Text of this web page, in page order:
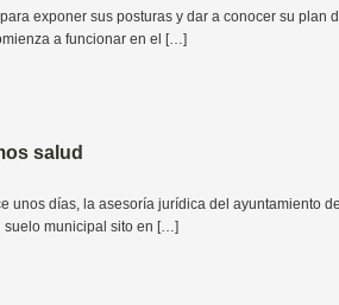
exponer sus posturas y dar a conocer su plan
a funcionar en el […]
salud
unos días, la asesoría jurídica del ayuntamiento
suelo municipal sito en […]